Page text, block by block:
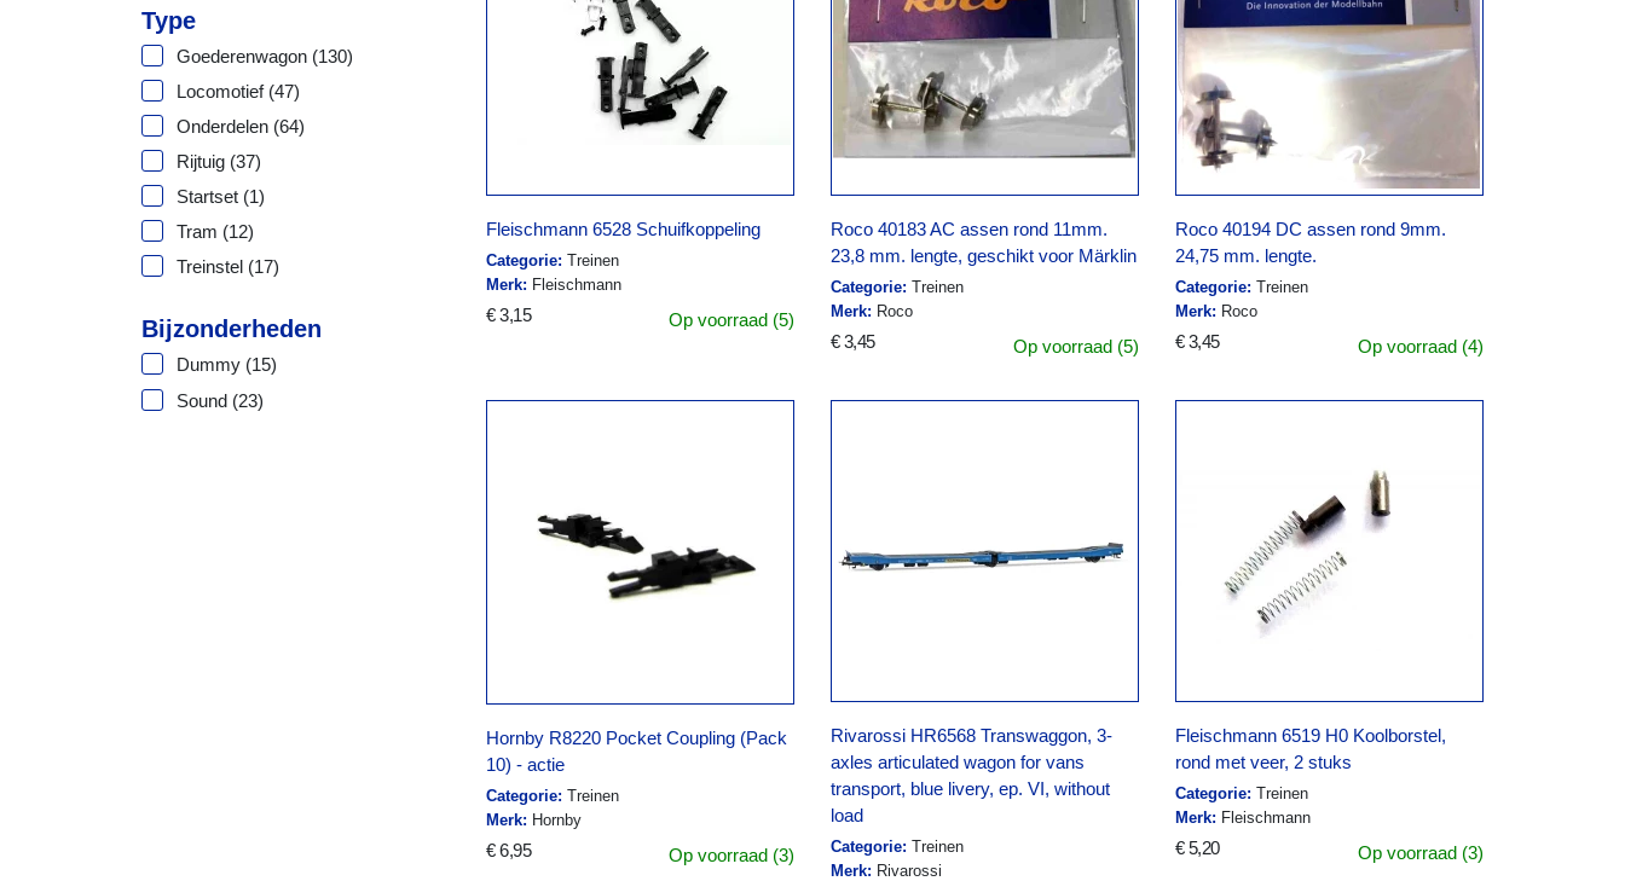
Type
Goederenwagon (130)
Locomotief (47)
Onderdelen (64)
Rijtuig (37)
Startset (1)
Tram (12)
Treinstel (17)
Bijzonderheden
Dummy (15)
Sound (23)
Fleischmann 6528 Schuifkoppeling
Categorie: Treinen
Merk: Fleischmann
€ 3,15 Op voorraad (5)
Roco 40183 AC assen rond 11mm.
23,8 mm. lengte, geschikt voor Märklin
Categorie: Treinen
Merk: Roco
€ 3,45 Op voorraad (5)
Roco 40194 DC assen rond 9mm.
24,75 mm. lengte.
Categorie: Treinen
Merk: Roco
€ 3,45 Op voorraad (4)
Hornby R8220 Pocket Coupling (Pack
10) - actie
Categorie: Treinen
Merk: Hornby
€ 6,95 Op voorraad (3)
Rivarossi HR6568 Transwaggon, 3-
axles articulated wagon for vans
transport, blue livery, ep. VI, without
load
Categorie: Treinen
Merk: Rivarossi
Fleischmann 6519 H0 Koolborstel,
rond met veer, 2 stuks
Categorie: Treinen
Merk: Fleischmann
€ 5,20 Op voorraad (3)